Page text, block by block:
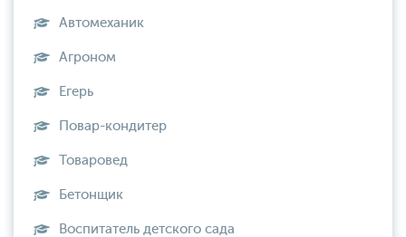
Автомеханик
Агроном
Егерь
Повар-кондитер
Товаровед
Бетонщик
Воспитатель детского сада